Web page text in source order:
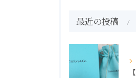
最近の投稿